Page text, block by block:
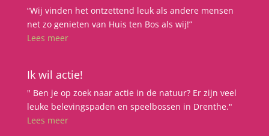
“Wij vinden het ontzettend leuk als andere mensen
net zo genieten van Huis ten Bos als wij!”
Lees meer
Ik wil actie!
" Ben je op zoek naar actie in de natuur? Er zijn veel
leuke belevingspaden en speelbossen in Drenthe."
Lees meer